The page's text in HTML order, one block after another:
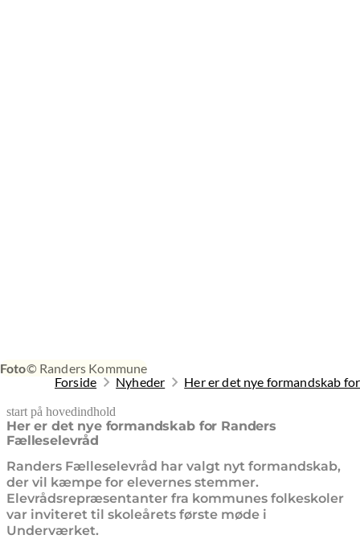
Foto© Randers Kommune
Forside
Nyheder Her er det nye formandskab
start på hovedindhold
Her er det nye formandskab for Randers
Fælleselevråd
Randers Fælleselevråd har valgt nyt formandskab,
der vil kæmpe for elevernes stemmer.
Elevrådsrepræsentanter fra kommunes folkeskoler
var inviteret til skoleårets første møde i
Underværket.
senest opdateret 19. februar 2026